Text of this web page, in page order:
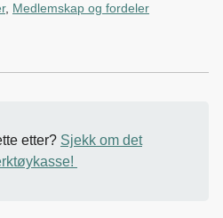
, Medlemskap og fordeler
etter? Sjekk om det